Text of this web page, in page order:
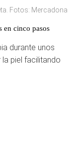
Fotos: Mercadona
en cinco pasos
durante unos
piel facilitando